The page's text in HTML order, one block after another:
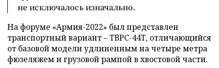
не исключалось изначально.
На форуме «Армия-2022» был представлен
транспортный вариант – ТВРС-44Т, отличающийся
от базовой модели удлиненным на четыре метра
фюзеляжем и грузовой рампой в хвостовой части.